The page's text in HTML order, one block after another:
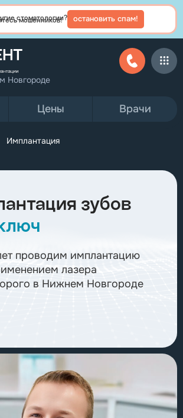
стоматологии?
мошенников! остановить спам!
Новгороде
Цены Врачи
Имплантация
зубов
проводим имплантацию
лазера
в Нижнем Новгороде